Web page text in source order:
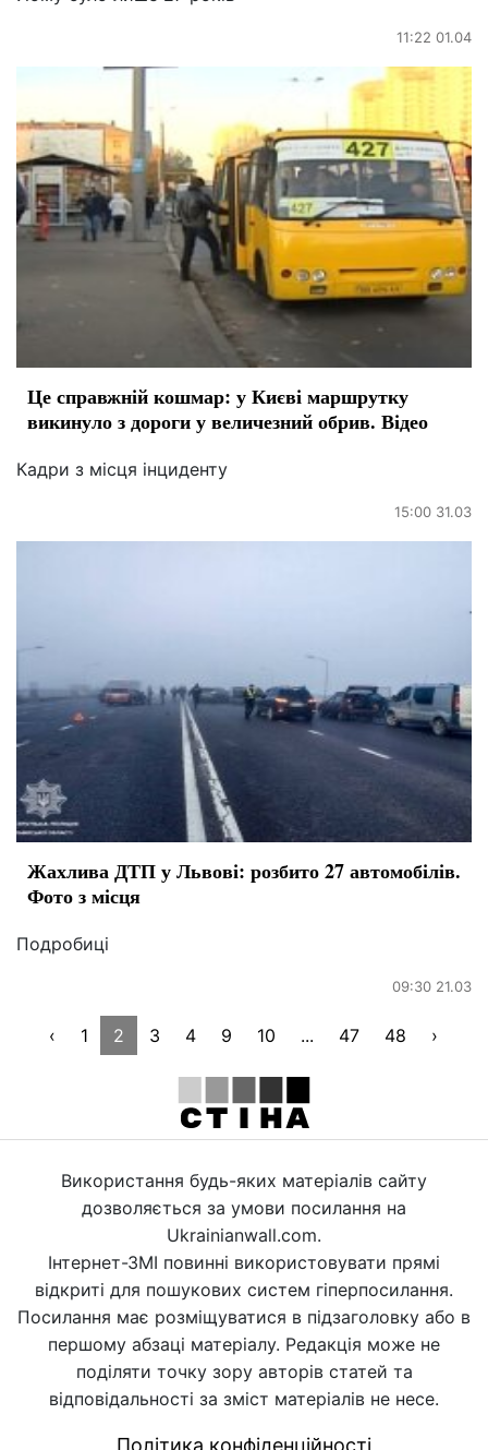
11:22 01.04
Це справжній кошмар: у Києві маршрутку
викинуло з дороги у величезний обрив. Відео
Кадри з місця інциденту
15:00 31.03
Жахлива ДТП у Львові: розбито 27 автомобілів.
Фото з місця
Подробиці
09:30 21.03
‹ 1 2 3 4 9 10 ... 47 48 ›
Використання будь-яких матеріалів сайту
дозволяється за умови посилання на
Ukrainianwall.com.
Інтернет-ЗМІ повинні використовувати прямі
відкриті для пошукових систем гіперпосилання.
Посилання має розміщуватися в підзаголовку або в
першому абзаці матеріалу. Редакція може не
поділяти точку зору авторів статей та
відповідальності за зміст матеріалів не несе.
Політика конфіденційності